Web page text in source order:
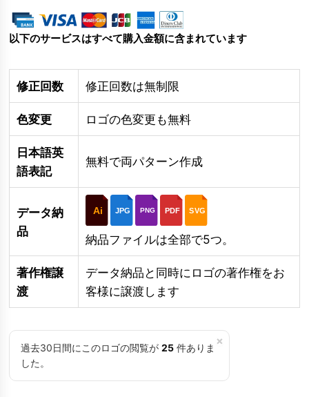
以下のサービスはすべて購入金額に含まれています
修正回数 修正回数は無制限
色変更 ロゴの色変更も無料
日本語英
語表記
無料で両パターン作成
データ納
品
Ai JPG PNG PDF SVG
納品ファイルは全部で5つ。
著作権譲
渡
データ納品と同時にロゴの著作権をお
客様に譲渡します
×
過去30日間にこのロゴの閲覧が 25 件ありま
した。